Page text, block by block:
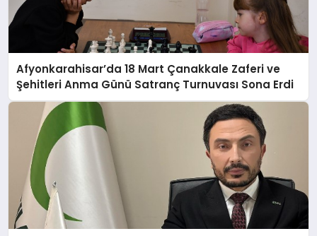
Afyonkarahisar’da 18 Mart Çanakkale Zaferi ve
Şehitleri Anma Günü Satranç Turnuvası Sona Erdi